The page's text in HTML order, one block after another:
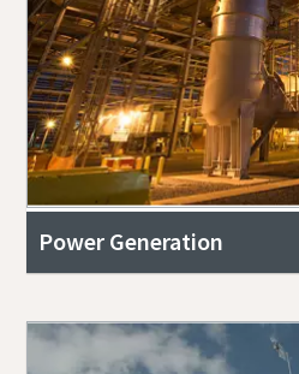
Power Generation